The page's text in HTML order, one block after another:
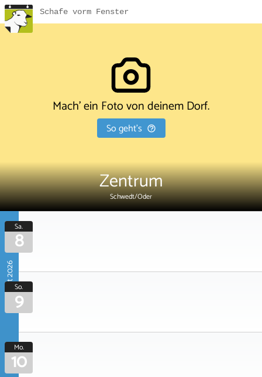
Schafe vorm Fenster
Mach' ein Foto von deinem Dorf.
So geht's
Zentrum
Schwedt/Oder
August 2026
Sa.
8
So.
9
Mo.
10